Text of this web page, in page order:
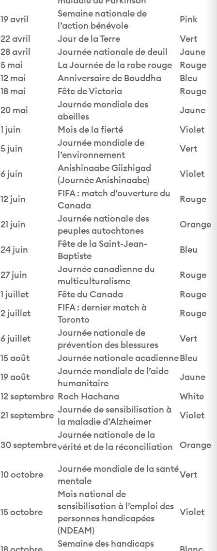
19 avril
Semaine nationale de
l’action bénévole
Pink
22 avril
Jour de la Terre
Vert
28 avril
Journée nationale de deuil
Jaune
5 mai
La Journée de la robe rouge
Rouge
12 mai
Anniversaire de Bouddha
Bleu
18 mai
Fête de Victoria
Rouge
20 mai
Journée mondiale des
abeilles
Jaune
1 juin
Mois de la fierté
Violet
5 juin
Journée mondiale de
l’environnement
Vert
6 juin
Anishinaabe Giizhigad
(Journée Anishinaabe)
Violet
12 juin
FIFA : match d’ouverture du
Canada
Rouge
21 juin
Journée nationale des
peuples autochtones
Orange
24 juin
Fête de la Saint-Jean-
Baptiste
Bleu
27 juin
Journée canadienne du
multiculturalisme
Rouge
1 juillet
Fête du Canada
Rouge
2 juillet
FIFA : dernier match à
Toronto
Rouge
6 juillet
Journée nationale de
prévention des blessures
Vert
15 août
Journée nationale acadienneBleu
19 août
Journée mondiale de l’aide
humanitaire
Jaune
12 septembre Roch Hachana
White
21 septembre
Journée de sensibilisation à
la maladie d’Alzheimer
Violet
30 septembre
Journée nationale de la
vérité et de la réconciliation
Orange
10 octobre
Journée mondiale de la santé
mentale
Vert
15 octobre
Mois national de
sensibilisation à l’emploi des
personnes handicapées
(NDEAM)
Violet
Semaine des handicaps